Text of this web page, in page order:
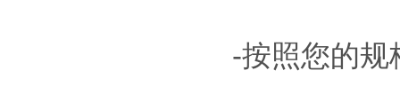
-按照您的规